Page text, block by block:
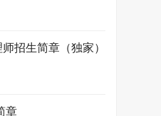
招生简章（独家）
章